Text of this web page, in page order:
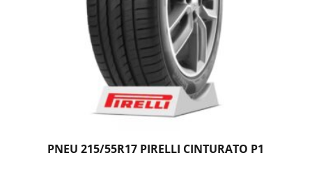
PNEU 215/55R17 PIRELLI CINTURATO P1